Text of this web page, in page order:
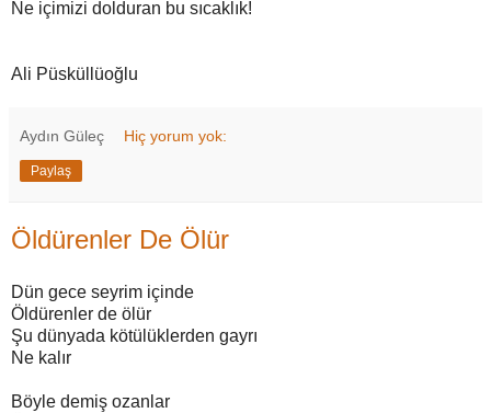
Ne içimizi dolduran bu sıcaklık!
Ali Püsküllüoğlu
Aydın Güleç Hiç yorum yok:
Paylaş
Öldürenler De Ölür
Dün gece seyrim içinde
Öldürenler de ölür
Şu dünyada kötülüklerden gayrı
Ne kalır
Böyle demiş ozanlar